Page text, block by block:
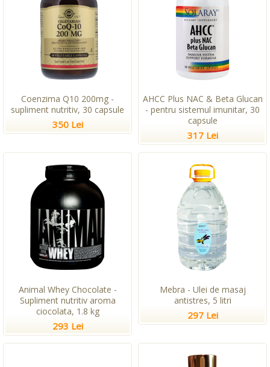
Coenzima Q10 200mg -
supliment nutritiv, 30 capsule
350 Lei
AHCC Plus NAC & Beta Glucan
- pentru sistemul imunitar, 30
capsule
317 Lei
Animal Whey Chocolate -
Supliment nutritiv aroma
ciocolata, 1.8 kg
293 Lei
Mebra - Ulei de masaj
antistres, 5 litri
297 Lei